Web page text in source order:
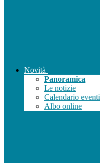
Novità
Panoramica
Le notizie
Calendario eventi
Albo online